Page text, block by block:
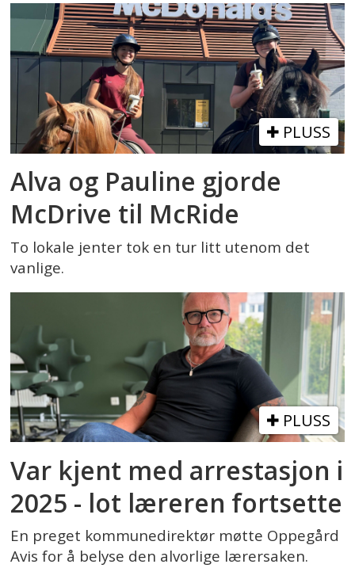
PLUSS
Alva og Pauline gjorde
McDrive til McRide
To lokale jenter tok en tur litt utenom det
vanlige.
PLUSS
Var kjent med arrestasjon i
2025 - lot læreren fortsette
En preget kommunedirektør møtte Oppegård
Avis for å belyse den alvorlige lærersaken.